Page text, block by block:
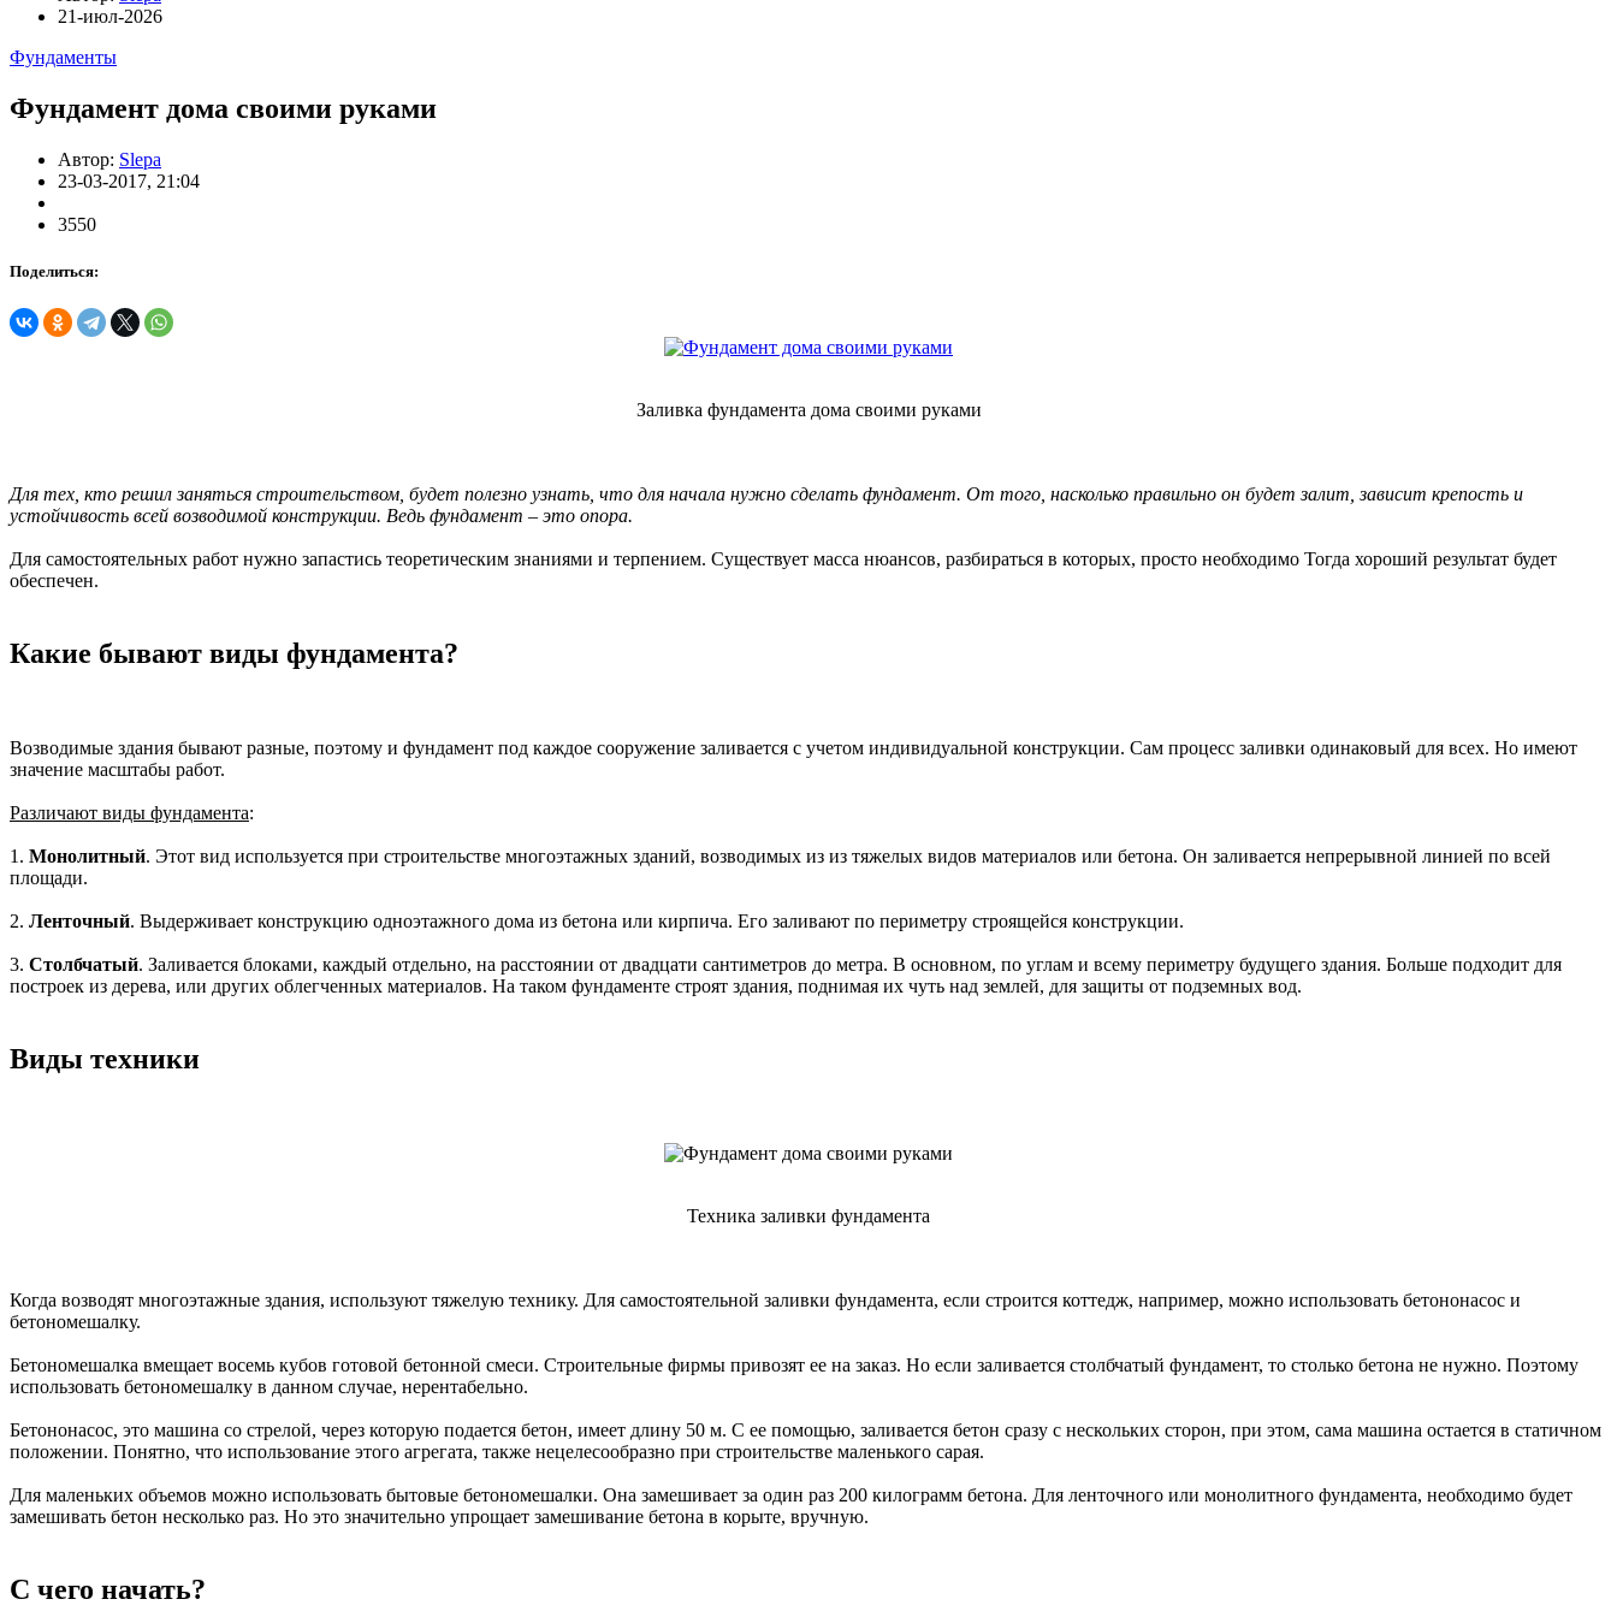
21-июл-2026
Фундаменты
Фундамент дома своими руками
Автор: Slepa
23-03-2017, 21:04
3550
Поделиться:
Заливка фундамента дома своими руками
Для тех, кто решил заняться строительством, будет полезно узнать, что для начала нужно сделать фундамент. От того, насколько правильно он будет залит, зависит крепость и
устойчивость всей возводимой конструкции. Ведь фундамент – это опора.
Для самостоятельных работ нужно запастись теоретическим знаниями и терпением. Существует масса нюансов, разбираться в которых, просто необходимо Тогда хороший результат будет
обеспечен.
Какие бывают виды фундамента?
Возводимые здания бывают разные, поэтому и фундамент под каждое сооружение заливается с учетом индивидуальной конструкции. Сам процесс заливки одинаковый для всех. Но имеют
значение масштабы работ.
Различают виды фундамента:
1. Монолитный. Этот вид используется при строительстве многоэтажных зданий, возводимых из из тяжелых видов материалов или бетона. Он заливается непрерывной линией по всей
площади.
2. Ленточный. Выдерживает конструкцию одноэтажного дома из бетона или кирпича. Его заливают по периметру строящейся конструкции.
3. Столбчатый. Заливается блоками, каждый отдельно, на расстоянии от двадцати сантиметров до метра. В основном, по углам и всему периметру будущего здания. Больше подходит для
построек из дерева, или других облегченных материалов. На таком фундаменте строят здания, поднимая их чуть над землей, для защиты от подземных вод.
Виды техники
Техника заливки фундамента
Когда возводят многоэтажные здания, используют тяжелую технику. Для самостоятельной заливки фундамента, если строится коттедж, например, можно использовать бетононасос и
бетономешалку.
Бетономешалка вмещает восемь кубов готовой бетонной смеси. Строительные фирмы привозят ее на заказ. Но если заливается столбчатый фундамент, то столько бетона не нужно. Поэтому
использовать бетономешалку в данном случае, нерентабельно.
Бетононасос, это машина со стрелой, через которую подается бетон, имеет длину 50 м. С ее помощью, заливается бетон сразу с нескольких сторон, при этом, сама машина остается в статичном
положении. Понятно, что использование этого агрегата, также нецелесообразно при строительстве маленького сарая.
Для маленьких объемов можно использовать бытовые бетономешалки. Она замешивает за один раз 200 килограмм бетона. Для ленточного или монолитного фундамента, необходимо будет
замешивать бетон несколько раз. Но это значительно упрощает замешивание бетона в корыте, вручную.
С чего начать?